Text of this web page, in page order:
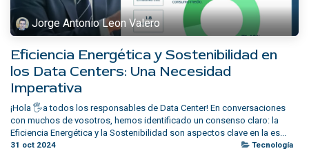
Jorge Antonio Leon Valero
Eficiencia Energética y Sostenibilidad en
los Data Centers: Una Necesidad
Imperativa
¡Hola 🖐a todos los responsables de Data Center! En conversaciones
con muchos de vosotros, hemos identificado un consenso claro: la
Eficiencia Energética y la Sostenibilidad son aspectos clave en la es...
31 oct 2024 Tecnología